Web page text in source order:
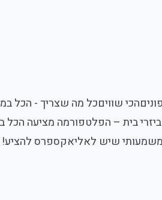
הכי שוויםכל מה שצריך - הכל
בית – הפלטפורמה מציעה
שיש לאליאקספרס להציע!